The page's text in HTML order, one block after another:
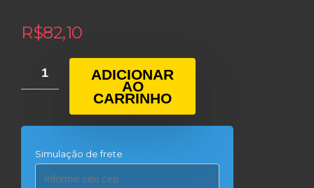
R$82,10
ADICIONAR
AO
CARRINHO
Simulação de frete